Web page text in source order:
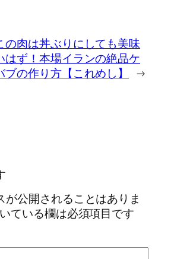
の肉は丼ぶりにしても美味
はず！本場イランの絶品ケ
ブの作り方【これめし】
→
が公開されることはありま
ている欄は必須項目です